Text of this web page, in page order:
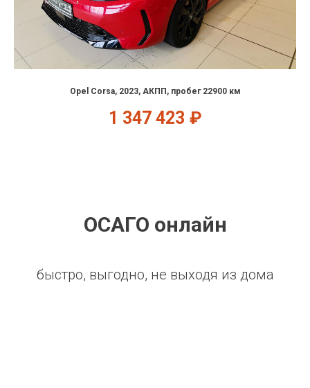
Opel Corsa, 2023, АКПП, пробег 22900 км
1 347 423 ₽
ОСАГО онлайн
быстро, выгодно, не выходя из дома